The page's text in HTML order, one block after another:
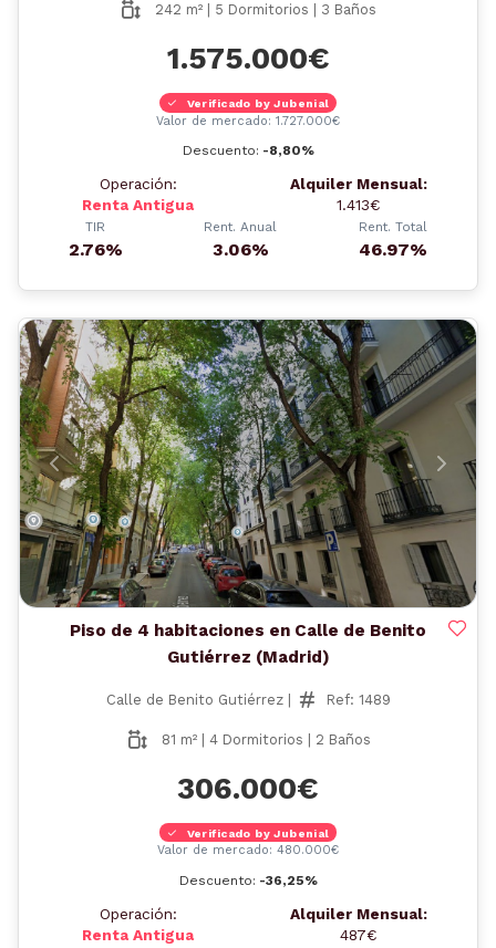
242 m² | 5 Dormitorios | 3 Baños
1.575.000€
Verificado by Jubenial
Valor de mercado: 1.727.000€
Descuento: -8,80%
Operación:
Renta Antigua
Alquiler Mensual:
1.413€
TIR
2.76%
Rent. Anual
3.06%
Rent. Total
46.97%
Anterior
Piso de 4 habitaciones en Calle de Benito
Gutiérrez (Madrid)
Calle de Benito Gutiérrez | Ref: 1489
81 m² | 4 Dormitorios | 2 Baños
306.000€
Verificado by Jubenial
Valor de mercado: 480.000€
Descuento: -36,25%
Operación:
Renta Antigua
Alquiler Mensual:
487€